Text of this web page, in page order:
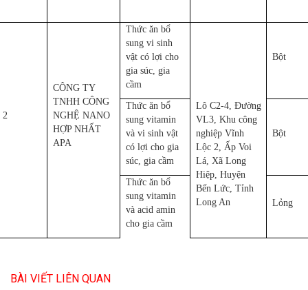
2
CÔNG TY
TNHH CÔNG
NGHỆ NANO
HỢP NHẤT
APA
Thức ăn bổ
sung vi sinh
vật có lợi cho
gia súc, gia
cầm
Lô C2-4, Đường
VL3, Khu công
nghiệp Vĩnh
Lộc 2, Ấp Voi
Lá, Xã Long
Hiệp, Huyện
Bến Lức, Tỉnh
Long An
Bột
Thức ăn bổ
sung vitamin
và vi sinh vật
có lợi cho gia
súc, gia cầm
Bột
Thức ăn bổ
sung vitamin
và acid amin
cho gia cầm
Lỏng
BÀI VIẾT LIÊN QUAN